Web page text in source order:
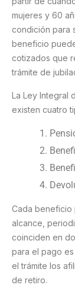
mujeres y 60
condición para
beneficio
cotizados que
trámite de
La Ley Integral
existen cuatro
Cada beneficio
alcance,
coinciden en
para el pago
el trámite los
de retiro.